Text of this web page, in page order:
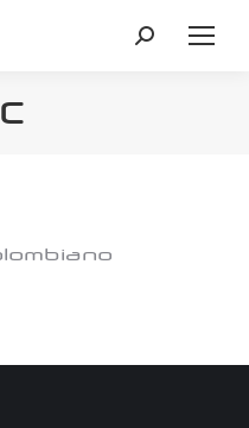
Buscar: